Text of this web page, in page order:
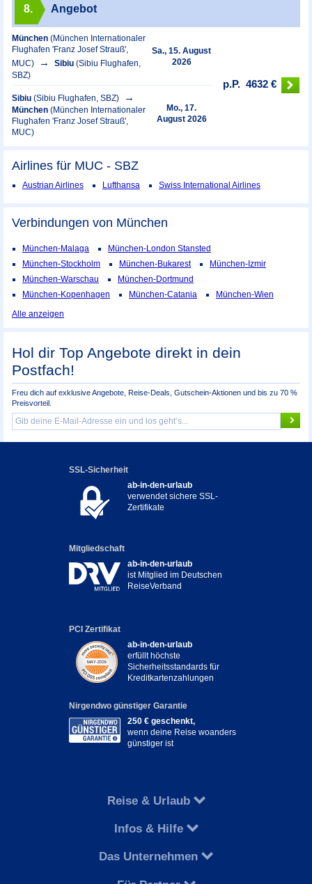
8. Angebot
München (München Internationaler
Flughafen 'Franz Josef Strauß',
MUC)
Sibiu (Sibiu Flughafen,
SBZ)
Sa., 15. August
2026
Sibiu (Sibiu Flughafen, SBZ)
München (München Internationaler
Flughafen 'Franz Josef Strauß',
MUC)
Mo., 17.
August 2026
p.P. 4632 €
Airlines für MUC - SBZ
Austrian Airlines Lufthansa Swiss International Airlines
Verbindungen von München
München-Malaga
München-London Stansted
München-Stockholm
München-Bukarest
München-Izmir
München-Warschau
München-Dortmund
München-Kopenhagen
München-Catania
München-Wien
Alle anzeigen
Hol dir Top Angebote direkt in dein
Postfach!
Freu dich auf exklusive Angebote, Reise-Deals, Gutschein-Aktionen und bis zu 70 %
Preisvorteil.
SSL-Sicherheit
ab-in-den-urlaub
verwendet sichere SSL-
Zertifikate
Mitgliedschaft
ab-in-den-urlaub
ist Mitglied im Deutschen
ReiseVerband
PCI Zertifikat
ab-in-den-urlaub
erfüllt höchste
Sicherheitsstandards für
Kreditkartenzahlungen
Nirgendwo günstiger Garantie
250 € geschenkt,
wenn deine Reise woanders
günstiger ist
Reise & Urlaub
Infos & Hilfe
Das Unternehmen